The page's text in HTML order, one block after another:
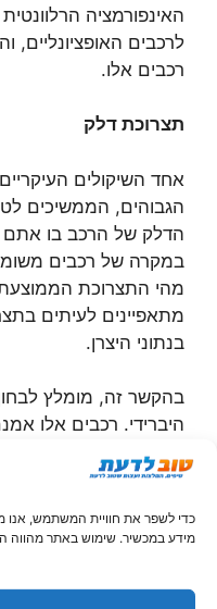
כדי לשפר את חוויית המשתמש, אנו
מידע במכשיר. שימוש באתר מהווה
האינפורמציה
לרכבים האופציונליים,
רכבים אלו.
תצרוכת דלק
אחד השיקולים
הגבוהים, הממשיכים
הדלק של הרכב בו אתם
במקרה של רכבים
מהי התצרוכת
מתאפיינים לעיתים
בנתוני היצרן.
בהקשר זה, מומלץ
היברידי. רכבים אלו
באותו סדר גודל, אך
להתגלות כמשתלם יותר
בפז…
דרכי מימון